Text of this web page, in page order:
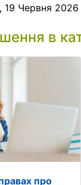
19 Червня 2026
в
про